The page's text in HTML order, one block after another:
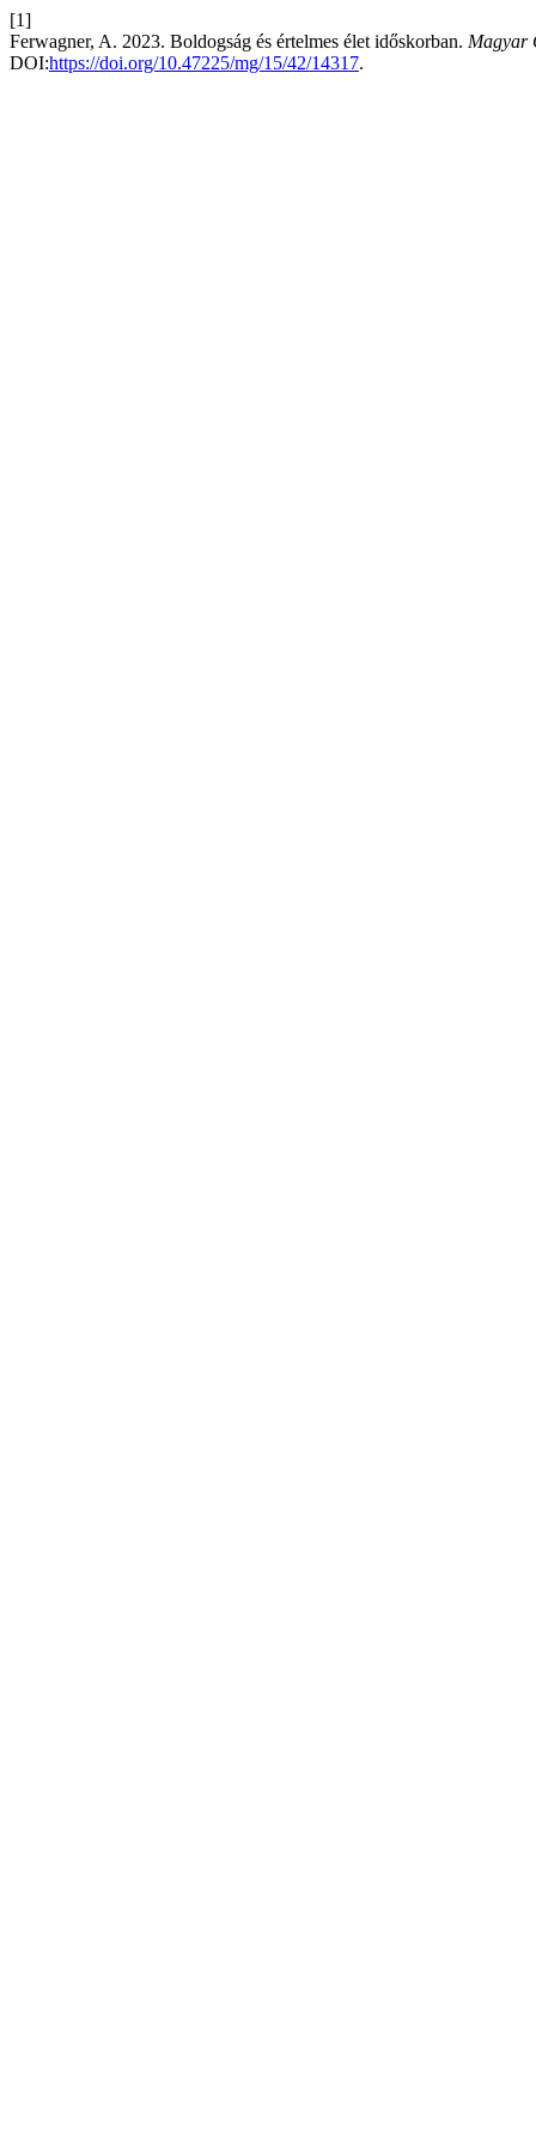
[1]
Ferwagner, A. 2023. Boldogság és értelmes élet időskorban. Magyar
DOI:https://doi.org/10.47225/mg/15/42/14317.